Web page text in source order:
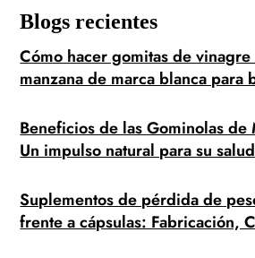
Blogs recientes
Cómo hacer gomitas de
manzana de marca blanca para
Beneficios de las Gominolas
Un impulso natural para su salud
Suplementos de pérdida de
frente a cápsulas: Fabricación,